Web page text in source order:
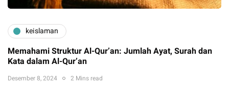
keislaman
Memahami Struktur Al-Qur’an: Jumlah Ayat, Surah dan
Kata dalam Al-Qur’an
Desember 8, 2024 2 Mins read